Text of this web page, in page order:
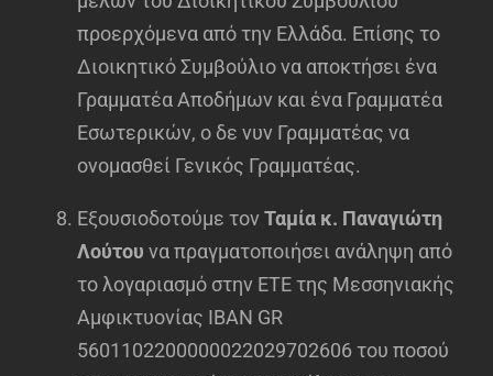
προερχόμενα από την Ελλάδα. Επίσης το
Διοικητικό Συμβούλιο να αποκτήσει ένα
Γραμματέα Αποδήμων και ένα Γραμματέα
Εσωτερικών, ο δε νυν Γραμματέας να
ονομασθεί Γενικός Γραμματέας.
Εξουσιοδοτούμε τονΤαμία κ. Παναγιώτη
Λούτου να πραγματοποιήσει ανάληψη από
το λογαριασμό στην ΕΤΕ της Μεσσηνιακής
Αμφικτυονίας IBAN GR
5601102200000022029702606 του ποσού